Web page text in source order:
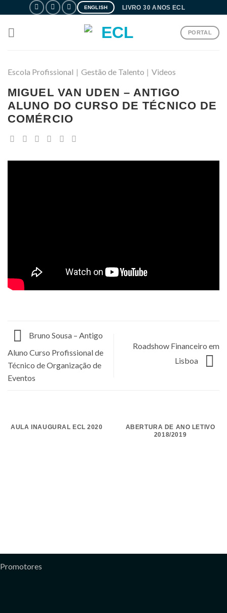
content
ENGLISH LIVRO 30 ANOS ECL
PORTAL
Escola Profissional | Gestão de Talento | Videos
MIGUEL VAN UDEN – ANTIGO
ALUNO DO CURSO DE TÉCNICO DE
COMÉRCIO
Bruno Sousa – Antigo
Aluno Curso Profissional de
Técnico de Organização de
Eventos
Roadshow Financeiro em
Lisboa
AULA INAUGURAL ECL 2020
ABERTURA DE ANO LETIVO
2018/2019
Promotores